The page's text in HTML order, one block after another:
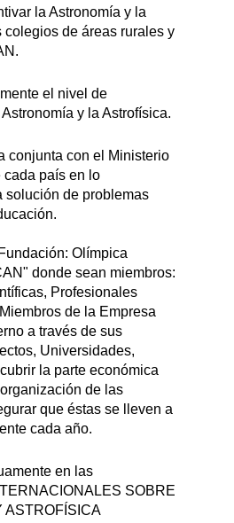
la Astronomía y la
colegios de áreas rurales y
el nivel de
y la Astrofísica.
conjunta con el Ministerio
país en lo
solución de problemas
Olímpica
donde sean miembros:
Profesionales
de la Empresa
a través de sus
Universidades,
la parte económica
de las
que éstas se lleven a
cada año.
en las
SOBRE
ASTROFÍSICA